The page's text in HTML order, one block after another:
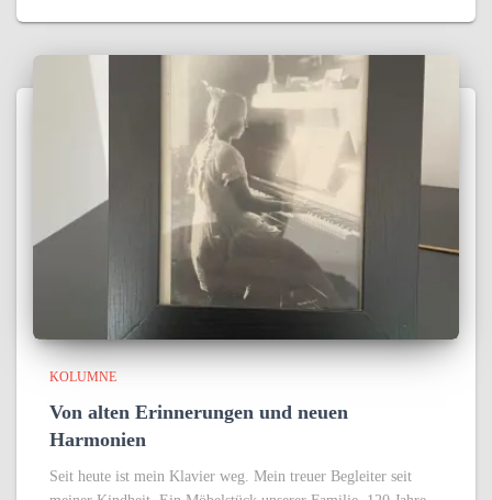
KOLUMNE
Von alten Erinnerungen und neuen
Harmonien
Seit heute ist mein Klavier weg. Mein treuer Begleiter seit